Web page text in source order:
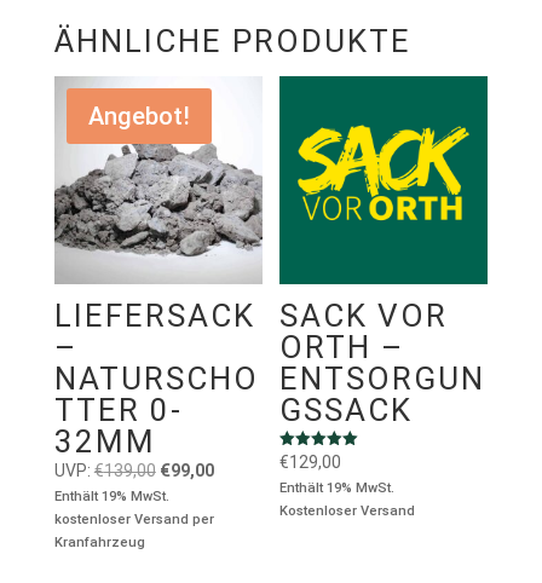
(Bergstraße),69493 Hirschberg an der Bergstraße
ÄHNLICHE PRODUKTE
Angebot!
LIEFERSACK
–
NATURSCHO
TTER 0-
32MM
UVP: €139,00 Ursprünglicher
Preis
war:
€99,00Aktueller
ist:
Enthält 19% MwSt.
kostenloser Versand per
Kranfahrzeug
SACK VOR
ORTH –
ENTSORGUN
GSSACK
Bewertet mit
von 5
€129,00
Enthält 19% MwSt.
Kostenloser Versand